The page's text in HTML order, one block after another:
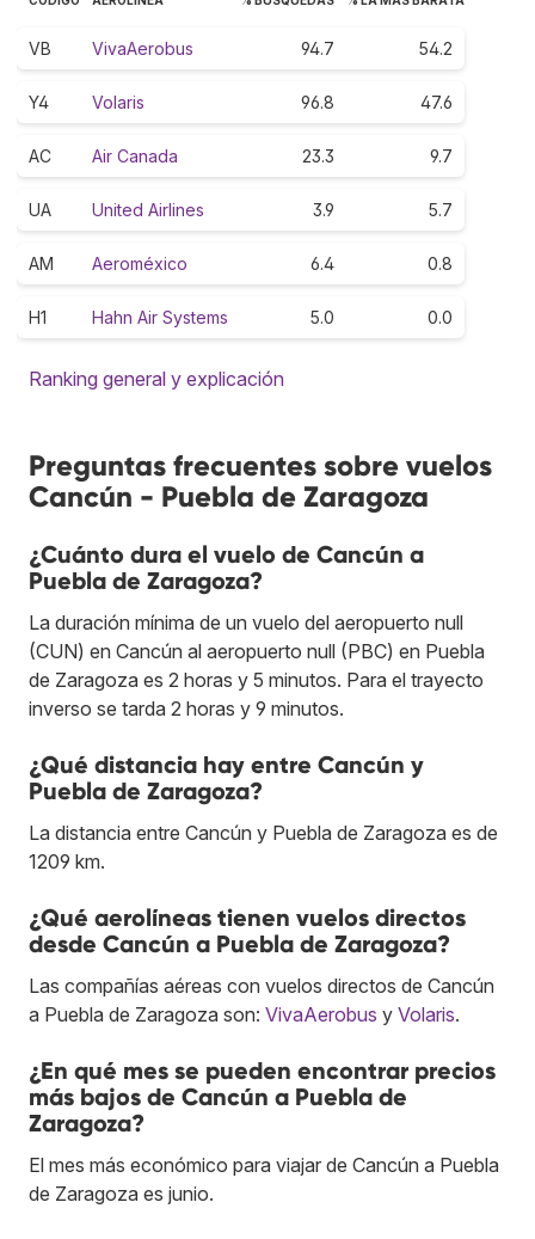
VB VivaAerobus 94.7 54.2
Y4 Volaris 96.8 47.6
AC Air Canada 23.3 9.7
UA United Airlines 3.9 5.7
AM Aeroméxico 6.4 0.8
H1 Hahn Air Systems 5.0 0.0
Ranking general y explicación
Preguntas frecuentes sobre vuelos
Cancún - Puebla de Zaragoza
¿Cuánto dura el vuelo de Cancún a
Puebla de Zaragoza?
La duración mínima de un vuelo del aeropuerto null
(CUN) en Cancún al aeropuerto null (PBC) en Puebla
de Zaragoza es 2 horas y 5 minutos. Para el trayecto
inverso se tarda 2 horas y 9 minutos.
¿Qué distancia hay entre Cancún y
Puebla de Zaragoza?
La distancia entre Cancún y Puebla de Zaragoza es de
1209 km.
¿Qué aerolíneas tienen vuelos directos
desde Cancún a Puebla de Zaragoza?
Las compañías aéreas con vuelos directos de Cancún
a Puebla de Zaragoza son: VivaAerobus y Volaris.
¿En qué mes se pueden encontrar precios
más bajos de Cancún a Puebla de
Zaragoza?
El mes más económico para viajar de Cancún a Puebla
de Zaragoza es junio.